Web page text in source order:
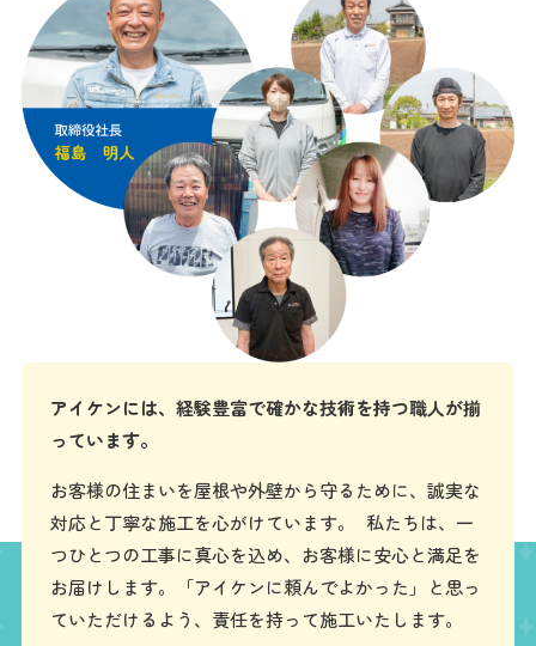
アイケンには、経験豊富で確かな技術を持つ職人が揃
っています。
お客様の住まいを屋根や外壁から守るために、誠実な
対応と丁寧な施工を心がけています。 私たちは、一
つひとつの工事に真心を込め、お客様に安心と満足を
お届けします。「アイケンに頼んでよかった」と思っ
ていただけるよう、責任を持って施工いたします。